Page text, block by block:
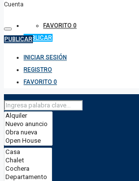
FAVORITO 0
PUBLICAR
Cuenta
PUBLICAR
INICIAR SESIÓN
REGISTRO
FAVORITO 0